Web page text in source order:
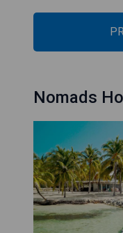
Nomads